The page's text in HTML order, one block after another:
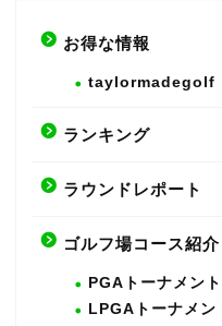
お得な情報
taylormadegolf
ランキング
ラウンドレポート
ゴルフ場コース紹介
PGAトーナメン
LPGAトーナメン